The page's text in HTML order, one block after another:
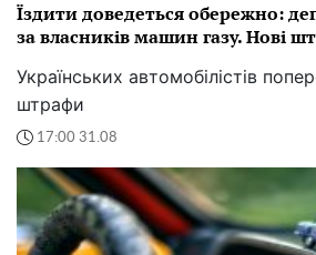
Їздити доведеться обережно:
за власників машин газу. Нові
Українських автомобілістів
штрафи
17:00 31.08